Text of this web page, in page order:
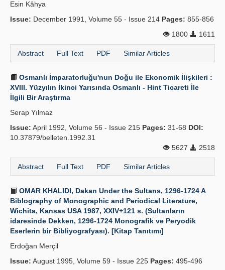
Esin Kâhya
Issue: December 1991, Volume 55 - Issue 214 Pages: 855-856
1800
1611
Abstract Full Text PDF Similar Articles
Osmanlı İmparatorluğu'nun Doğu ile Ekonomik İlişkileri :
XVIII. Yüzyılın İkinci Yarısında Osmanlı - Hint Ticareti İle
İlgili Bir Araştırma
Serap Yılmaz
Issue: April 1992, Volume 56 - Issue 215 Pages: 31-68 DOI:
10.37879/belleten.1992.31
5627
2518
Abstract Full Text PDF Similar Articles
OMAR KHALIDI, Dakan Under the Sultans, 1296-1724 A
Biblography of Monographic and Periodical Literature,
Wichita, Kansas USA 1987, XXIV+121 s. (Sultanların
idaresinde Dekken, 1296-1724 Monografik ve Peryodik
Eserlerin bir Bibliyografyası). [Kitap Tanıtımı]
Erdoğan Merçil
Issue: August 1995, Volume 59 - Issue 225 Pages: 495-496